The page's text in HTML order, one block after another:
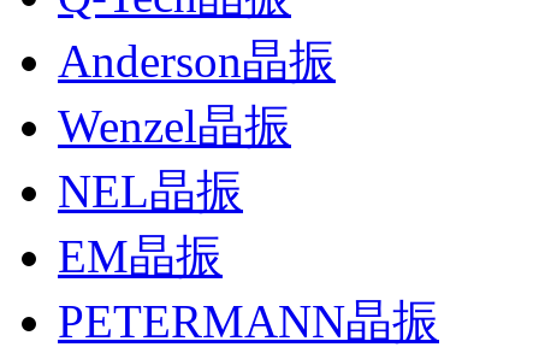
Anderson晶振
Wenzel晶振
NEL晶振
EM晶振
PETERMANN晶振